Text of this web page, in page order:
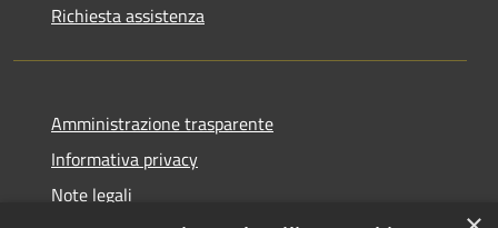
Richiesta assistenza
Amministrazione trasparente
Informativa privacy
Note legali